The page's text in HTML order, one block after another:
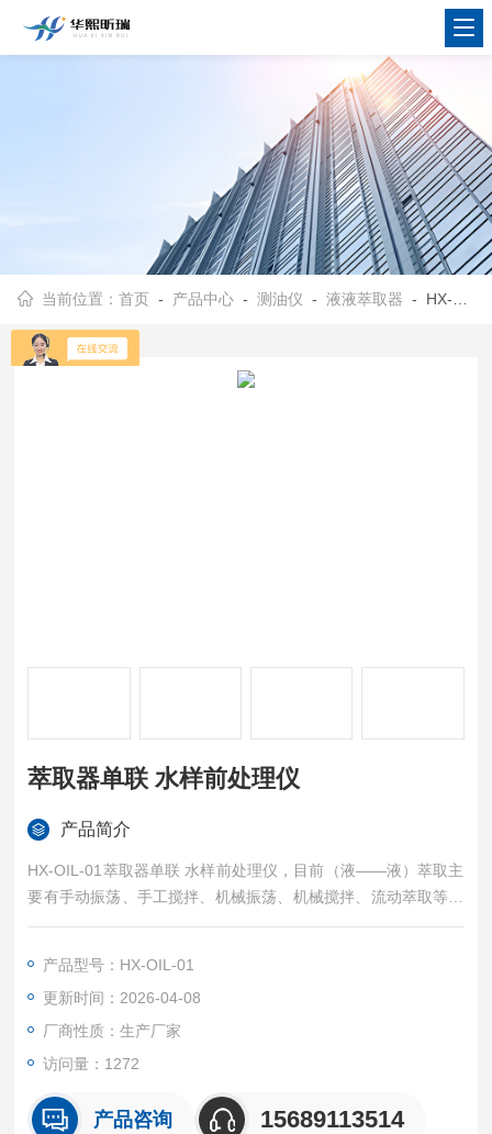
当前位置：首页 - 产品中心 -测油仪 -液液萃取器 - HX-OIL-01萃取器单联 水样前处理仪
萃取器单联 水样前处理仪
产品简介
HX-OIL-01萃取器单联 水样前处理仪，目前（液——液）萃取主
要有手动振荡、手工搅拌、机械振荡、机械搅拌、流动萃取等方
法。本装置是一个流动萃取装置，其特点是：高效、快速、省
产品型号：HX-OIL-01
更新时间：2026-04-08
厂商性质：生产厂家
访问量：1272
产品咨询 15689113514